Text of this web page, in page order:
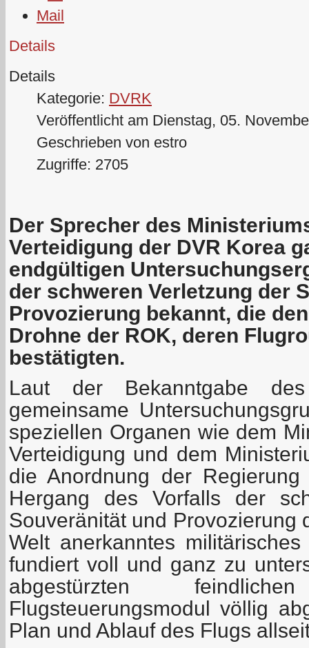
Details
Details
Kategorie: DVRK
Veröffentlicht am Dienstag, 05.
Geschrieben von estro
Zugriffe: 2705
Der Sprecher des
Verteidigung der DVR Korea
endgültigen
der schweren Verletzung der
Provozierung bekannt, die
Drohne der ROK, deren
bestätigten.
Laut der Bekanntgabe
gemeinsame
speziellen Organen wie dem
Verteidigung und dem
die Anordnung der
Hergang des Vorfalls der
Souveränität und Provozierung
Welt anerkanntes
fundiert voll und ganz zu
abgestürzten
Flugsteuerungsmodul völlig
Plan und Ablauf des Flugs